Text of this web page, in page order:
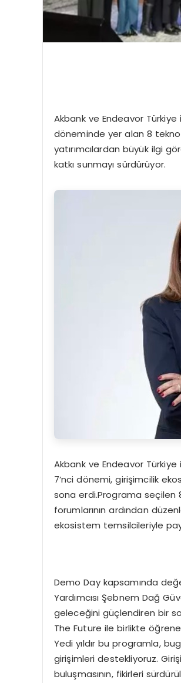
Akbank ve Endeavor Türkiye
döneminde yer alan 8
yatırımcılardan büyük ilgi
katkı sunmayı sürdürüyor.
Akbank ve Endeavor Türkiye
7’nci dönemi, girişimcilik
sona erdi.Programa seçilen
forumlarının ardından
ekosistem temsilcileriyle
Demo Day kapsamında
Yardımcısı Şebnem Dağ
geleceğini güçlendiren bir
The Future ile birlikte
Yedi yıldır bu programla,
girişimleri destekliyoruz.
buluşmasının, fikirleri